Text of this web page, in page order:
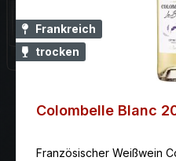
Château Mont-Redon
Erzeuger der Gegend. Die
zum Teil im Holzfass mit
Hefe langsam bei
zeitig abgefüllt, damit ihre
Reflexen, feinwürzige
Frankreich
trocken
Colombelle Blanc
Französischer Weißwein